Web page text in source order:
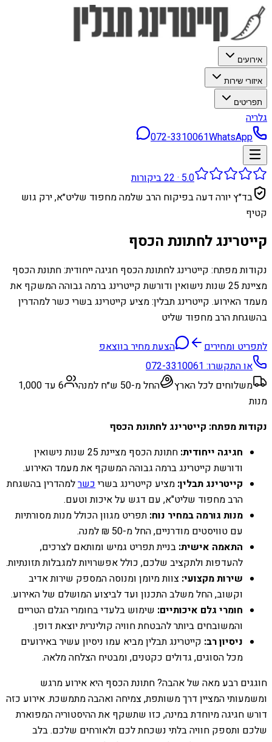
אירועים
איזורי שירות
תפריטים
גלריה
072-3310061WhatsApp
5.0
·
22ביקורות
בד״ץ יורה דעה בפיקוח הרב שלמה מחפוד שליט״א, ירק גוש
קטיף
קייטרינג לחתונת הכסף
נקודות מפתח: קייטרינג לחתונת הכסף חגיגה ייחודית: חתונת הכסף
מציינת 25 שנות נישואין ודורשת קייטרינג ברמה גבוהה המשקף את
מעמד האירוע. קייטרינג תבלין: מציע קייטרינג בשרי כשר למהדרין
בהשגחת הרב מחפוד שליט
לתפריט ומחירים
הצעת מחיר בווצאפ
או התקשרו:072-3310061
משלוחים לכל הארץ
החל מ-50 ש״ח למנה
6 עד 1,000
מנות
נקודות מפתח: קייטרינג לחתונת הכסף
חגיגה ייחודית:
חתונת הכסף מציינת 25 שנות נישואין
ודורשת קייטרינג ברמה גבוהה המשקף את מעמד האירוע.
קייטרינג תבלין: מציע קייטרינג בשריכשרלמהדרין בהשגחת
הרב מחפוד שליט"א, עם דגש על איכות וטעם.
מנות גורמה במחיר נוח: תפריט מגוון הכולל מנות מסורתיות
עם טוויסטים מודרניים, החל מ-50 ₪ למנה.
התאמה אישית: בניית תפריט גמיש ומותאם לצרכים,
להעדפות ולתקציב שלכם, כולל אפשרויות למגבלות תזונתיות.
שירות מקצועי: צוות מיומן ומנוסה המספק שירות אדיב
וקשוב, החל משלב התכנון ועד לביצוע המושלם של האירוע.
חומרי גלם איכותיים: שימוש בלעדי בחומרי הגלם הטריים
והמשובחים ביותר להבטחת חוויה קולינרית יוצאת דופן.
ניסיון רב: קייטרינג תבלין מביא עמו ניסיון עשיר באירועים
מכל הסוגים, גדולים כקטנים, ומבטיח הצלחה מלאה.
חוגגים רבע מאה של אהבה? חתונת הכסף היא אירוע מרגש
ומשמעותי המציין דרך משותפת, צמיחה ואהבה מתמשכת. אירוע כזה
דורש חגיגה מיוחדת במינה, כזו שתשקף את ההיסטוריה המפוארת
שלכם ותספק חוויה בלתי נשכחת לכם ולאורחים שלכם. בלב